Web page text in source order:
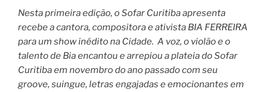
Nesta primeira edição, o Sofar Curitiba apresenta
recebe a cantora, compositora e ativista BIA FERREIRA
para um show inédito na Cidade. A voz, o violão e o
talento de Bia encantou e arrepiou a plateia do Sofar
Curitiba em novembro do ano passado com seu
groove, suingue, letras engajadas e emocionantes em